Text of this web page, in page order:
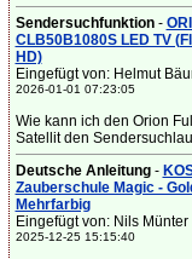
Sendersuchfunktion-
CLB50B1080S LED TV
HD)
Eingefügt von: Helmut
2026-01-01 07:23:05
Wie kann ich den Orion
Satellit den
Deutsche Anleitung-
Zauberschule Magic -
Mehrfarbig
Eingefügt von: Nils Münter
2025-12-25 15:15:40